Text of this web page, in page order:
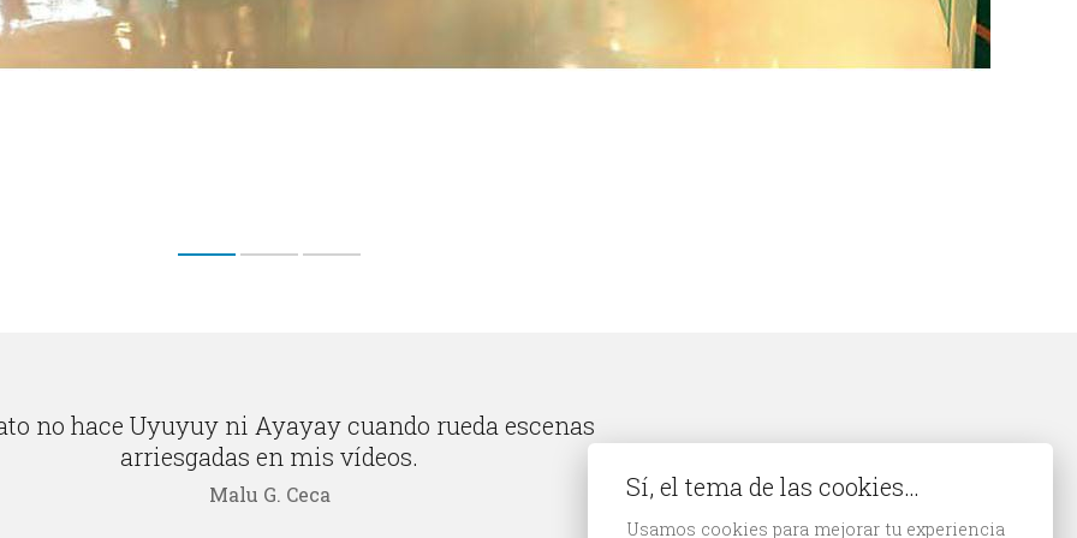
no hace Uyuyuy ni Ayayay cuando rueda escenas
arriesgadas en mis vídeos.
Malu G. Ceca Sí, el tema de las cookies…
Usamos cookies para mejorar tu experiencia